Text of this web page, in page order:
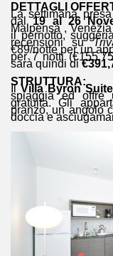
DETTAGLI
La settimana
dal19 al 26
Malpensa ,
il pernotto,
recensioni su
€89/notte per un
per 7 notti
sarà quindi di
STRUTTURA:
Il Villa Byron
spiaggia ed offre
gratuita. Gli
pranzo, un angolo
doccia e